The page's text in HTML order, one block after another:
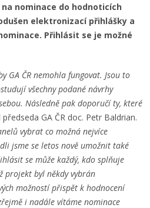
na nominace do hodnoticích
elektronizací přihlášky a
Přihlásit se je možné
GA ČR nemohla fungovat. Jsou to
všechny podané návrhy
Následně pak doporučí ty, které
GA ČR doc. Petr Baldrian.
vybrat co možná nejvíce
jsme se letos nově umožnit také
se může každý, kdo splňuje
projekt byl někdy vybrán
možností přispět k hodnocení
i nadále vítáme nominace